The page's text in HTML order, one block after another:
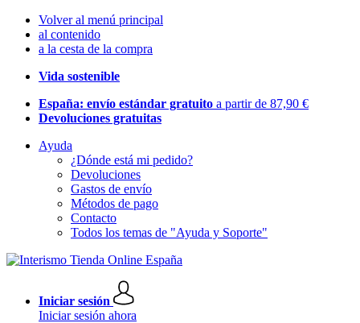
Volver al menú principal
al contenido
a la cesta de la compra
Vida sostenible
España: envío estándar gratuito a partir de 87,90 €
Devoluciones gratuitas
Ayuda
¿Dónde está mi pedido?
Devoluciones
Gastos de envío
Métodos de pago
Contacto
Todos los temas de "Ayuda y Soporte"
Iniciar sesión
Iniciar sesión ahora